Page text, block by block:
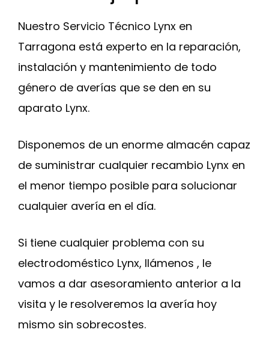
Nuestro Servicio Técnico Lynx en
Tarragona está experto en la reparación,
instalación y mantenimiento de todo
género de averías que se den en su
aparato Lynx.
Disponemos de un enorme almacén capaz
de suministrar cualquier recambio Lynx en
el menor tiempo posible para solucionar
cualquier avería en el día.
Si tiene cualquier problema con su
electrodoméstico Lynx, llámenos , le
vamos a dar asesoramiento anterior a la
visita y le resolveremos la avería hoy
mismo sin sobrecostes.